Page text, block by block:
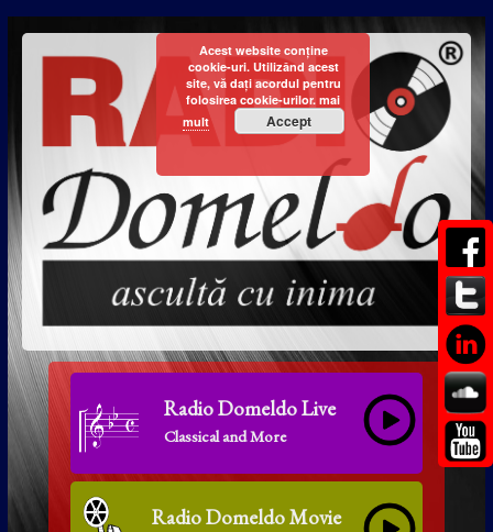
Radio Domeldo Live
Classical and More
Radio Domeldo Movie
Acest website conține
cookie-uri. Utilizând acest
site, vă dați acordul pentru
folosirea cookie-urilor. mai
mult
Accept